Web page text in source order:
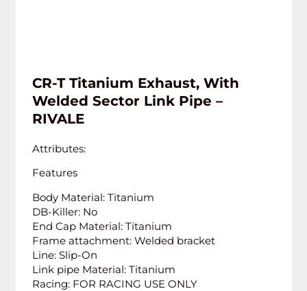
CR-T Titanium Exhaust, With
Welded Sector Link Pipe –
RIVALE
Attributes:
Features
Body Material: Titanium
DB-Killer: No
End Cap Material: Titanium
Frame attachment: Welded bracket
Line: Slip-On
Link pipe Material: Titanium
Racing: FOR RACING USE ONLY